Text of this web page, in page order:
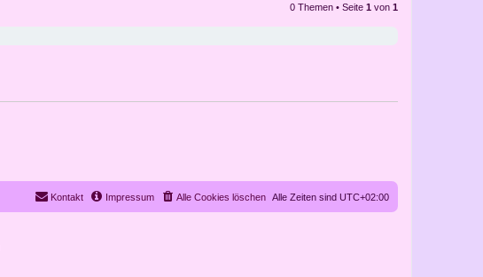
0 Themen • Seite 1 von 1
Alle Zeiten sind UTC+02:00
Alle Cookies löschen
Impressum
Kontakt